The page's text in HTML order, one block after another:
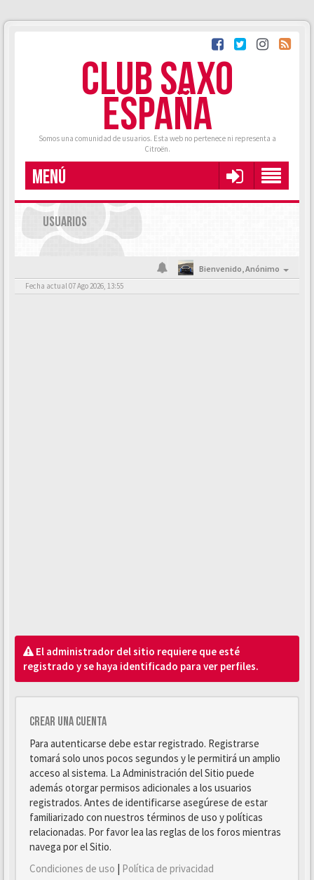
CLUB SAXO
ESPAÑA
Somos una comunidad de usuarios. Esta web no pertenece ni representa a
Citroën.
MENÚ
USUARIOS
Bienvenido,Anónimo
Fecha actual 07 Ago 2026, 13:55
El administrador del sitio requiere que esté
registrado y se haya identificado para ver perfiles.
Crear una cuenta
Para autenticarse debe estar registrado. Registrarse
tomará solo unos pocos segundos y le permitirá un amplio
acceso al sistema. La Administración del Sitio puede
además otorgar permisos adicionales a los usuarios
registrados. Antes de identificarse asegúrese de estar
familiarizado con nuestros términos de uso y políticas
relacionadas. Por favor lea las reglas de los foros mientras
navega por el Sitio.
Condiciones de uso | Política de privacidad